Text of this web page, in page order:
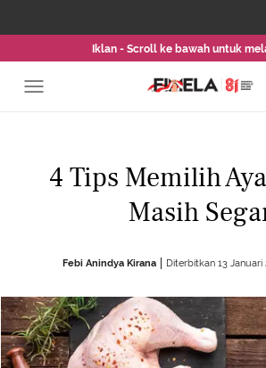
Iklan - Scroll ke bawah untuk
4 Tips Memilih
Masih
Febi Anindya Kirana Diterbitkan 13 Januari